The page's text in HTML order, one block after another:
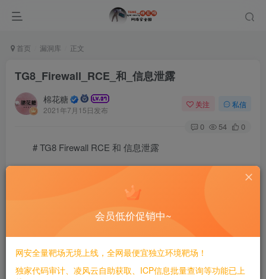
首页 漏洞库 正文
TG8_Firewall_RCE_和_信息泄露
棉花糖
2021年7月15日发布
关注 私信
0 54 0
# TG8 Firewall RCE 和 信息泄露
TG8防火墙
#代码审计
会员低价促销中~
网安全量靶场无境上线，全网最便宜独立环境靶场！
独家代码审计、凌风云自助获取、ICP信息批量查询等功能已上